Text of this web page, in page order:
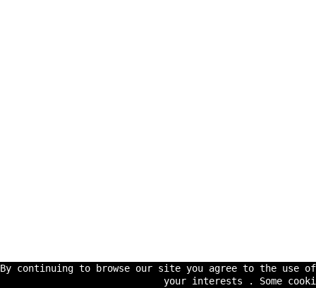
By continuing to browse our site you agree to the
your interests . Some